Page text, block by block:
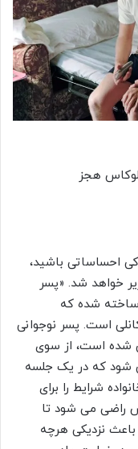
هجز
احساساتی باشید،
خواهد شد. «پسر
شده که
است. پسر نوجوانی
شده است، از سوی
شود که در یک جلسه
شرایط را برای
راضی می شود تا
باعث نزدیکی هرچه